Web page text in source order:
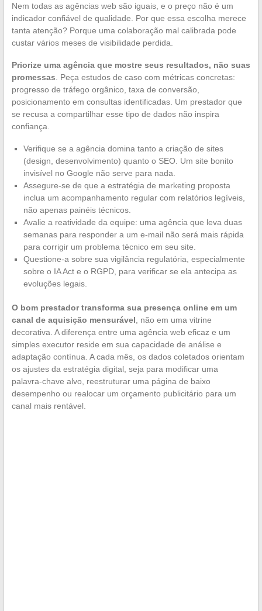
Nem todas as agências web são iguais, e o preço não é um
indicador confiável de qualidade. Por que essa escolha merece
tanta atenção? Porque uma colaboração mal calibrada pode
custar vários meses de visibilidade perdida.
Priorize uma agência que mostre seus resultados, não suas
promessas . Peça estudos de caso com métricas concretas:
progresso de tráfego orgânico, taxa de conversão,
posicionamento em consultas identificadas. Um prestador que
se recusa a compartilhar esse tipo de dados não inspira
confiança.
Verifique se a agência domina tanto a criação de sites
(design, desenvolvimento) quanto o SEO. Um site bonito
invisível no Google não serve para nada.
Assegure-se de que a estratégia de marketing proposta
inclua um acompanhamento regular com relatórios legíveis,
não apenas painéis técnicos.
Avalie a reatividade da equipe: uma agência que leva duas
semanas para responder a um e-mail não será mais rápida
para corrigir um problema técnico em seu site.
Questione-a sobre sua vigilância regulatória, especialmente
sobre o IA Act e o RGPD, para verificar se ela antecipa as
evoluções legais.
O bom prestador transforma sua presença online em um
canal de aquisição mensurável , não em uma vitrine
decorativa. A diferença entre uma agência web eficaz e um
simples executor reside em sua capacidade de análise e
adaptação contínua. A cada mês, os dados coletados orientam
os ajustes da estratégia digital, seja para modificar uma
palavra-chave alvo, reestruturar uma página de baixo
desempenho ou realocar um orçamento publicitário para um
canal mais rentável.